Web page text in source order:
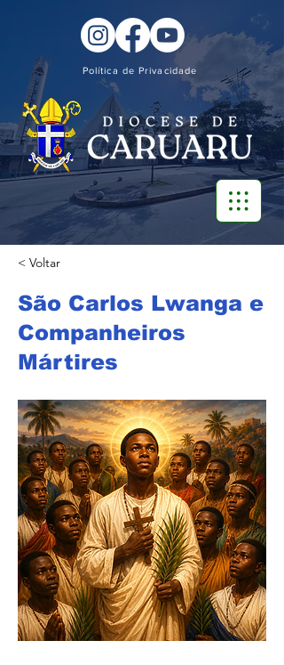
Política de Privacidade
< Voltar
São Carlos Lwanga e
Companheiros
Mártires